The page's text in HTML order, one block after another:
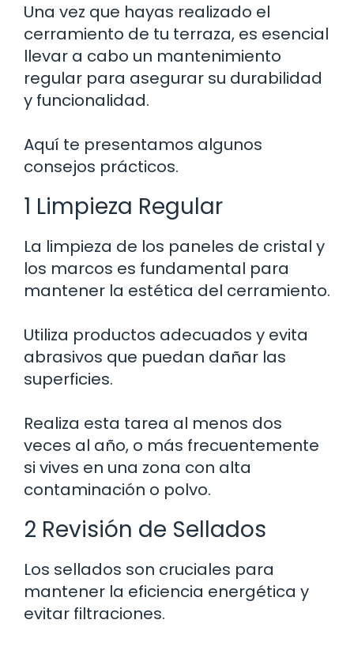
Una vez que hayas realizado el
cerramiento de tu terraza, es esencial
llevar a cabo un mantenimiento
regular para asegurar su durabilidad
y funcionalidad.
Aquí te presentamos algunos
consejos prácticos.
1 Limpieza Regular
La limpieza de los paneles de cristal y
los marcos es fundamental para
mantener la estética del cerramiento.
Utiliza productos adecuados y evita
abrasivos que puedan dañar las
superficies.
Realiza esta tarea al menos dos
veces al año, o más frecuentemente
si vives en una zona con alta
contaminación o polvo.
2 Revisión de Sellados
Los sellados son cruciales para
mantener la eficiencia energética y
evitar filtraciones.